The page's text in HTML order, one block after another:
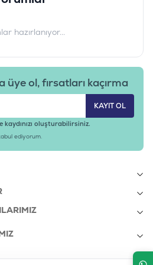
hazırlanıyor...
üye ol, fırsatları kaçırma
KAYIT OL
oluşturabilirsiniz.
ediyorum.